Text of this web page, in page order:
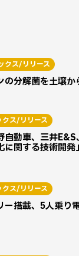
分解菌を土壌か
クス/リリース
自動車、三井
に関する技術開
クス/リリース
搭載、5人乗り
クス/リリース